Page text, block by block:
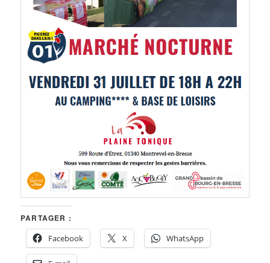
PARTAGER :
Facebook
X WhatsApp